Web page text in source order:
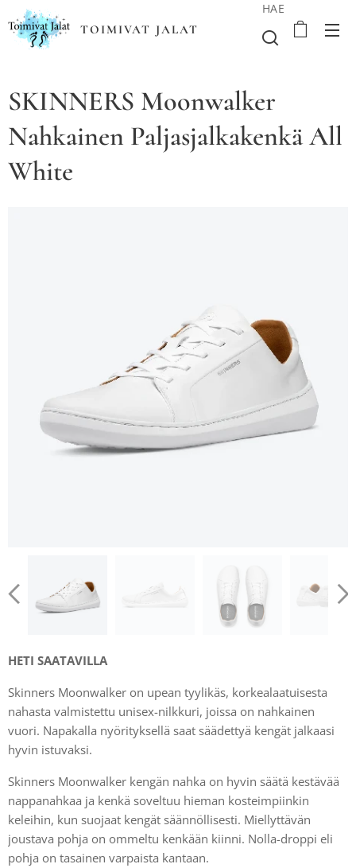
TOIMIVAT JALAT
HAE
SKINNERS Moonwalker
Nahkainen Paljasjalkakenkä All
White
HETI SAATAVILLA
Skinners Moonwalker on upean tyylikäs, korkealaatuisesta
nahasta valmistettu unisex-nilkkuri, joissa on nahkainen
vuori. Napakalla nyörityksellä saat säädettyä kengät jalkaasi
hyvin istuvaksi.
Skinners Moonwalker kengän nahka on hyvin säätä kestävää
nappanahkaa ja kenkä soveltuu hieman kosteimpiinkin
keleihin, kun suojaat kengät säännöllisesti. Miellyttävän
joustava pohja on ommeltu kenkään kiinni. Nolla-droppi eli
pohja on tasainen varpaista kantaan.